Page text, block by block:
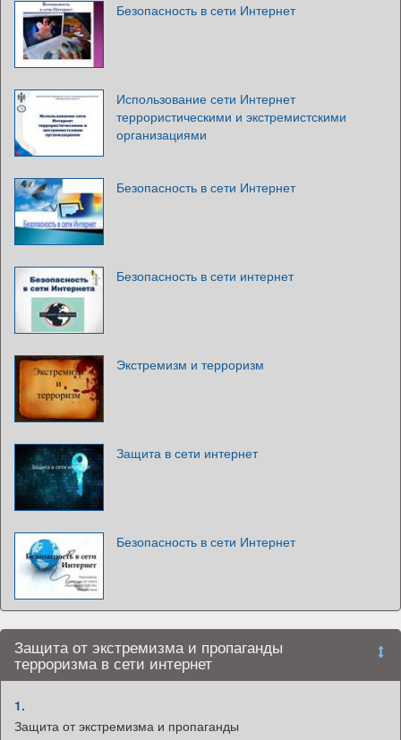
Безопасность в сети Интернет
Использование сети Интернет
террористическими и экстремистскими
организациями
Безопасность в сети Интернет
Безопасность в сети интернет
Экстремизм и терроризм
Защита в сети интернет
Безопасность в сети Интернет
Защита от экстремизма и пропаганды
терроризма в сети интернет
1.
Защита от экстремизма и пропаганды